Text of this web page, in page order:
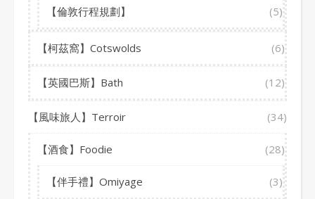
【倫敦行程規劃】 (5)
【柯茲窩】Cotswolds (6)
【英國巴斯】Bath (12)
【風味旅人】Terroir (34)
【酒食】Foodie (28)
【伴手禮】Omiyage (3)